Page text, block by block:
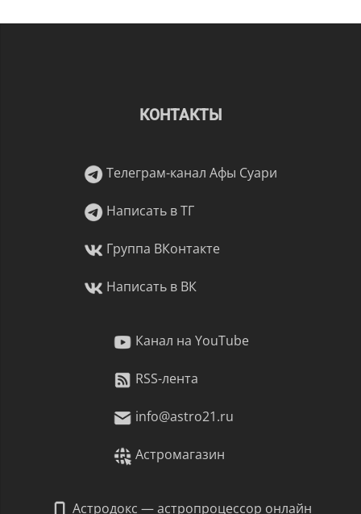
КОНТАКТЫ
Телеграм-канал Афы Суари
Написать в ТГ
Группа ВКонтакте
Написать в ВК
Канал на YouTube
RSS-лента
info@astro21.ru
Астромагазин
Астродокс — астропроцессор онлайн